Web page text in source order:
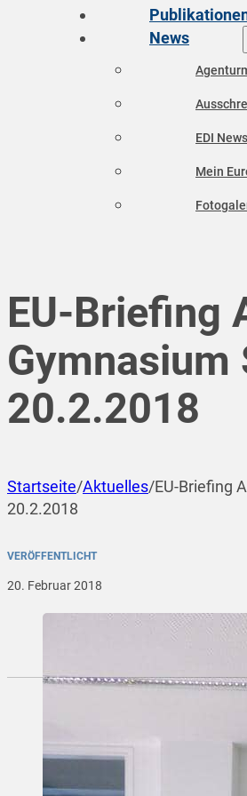
News
EDI News
Mein
EU-Briefing
Gymnasium
20.2.2018
Startseite/Aktuelles/EU-Briefing
20.2.2018
VERÖFFENTLICHT
20. Februar 2018